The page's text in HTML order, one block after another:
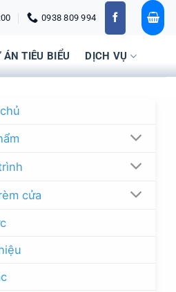
0938 809 994
ÁN TIÊU BIỂU DỊCH VỤ
cửa